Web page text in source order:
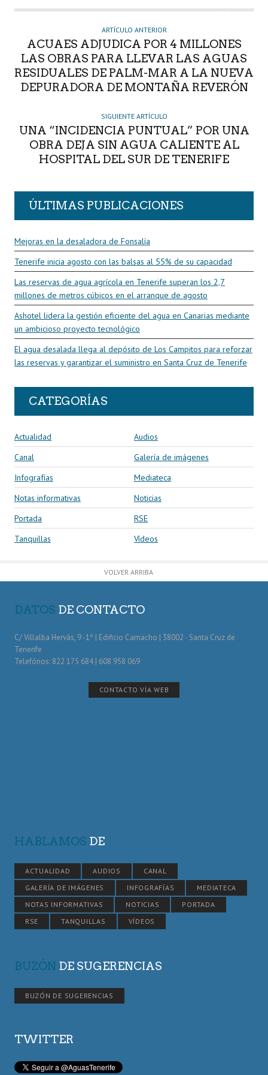
O
ARTÍCULO ANTERIOR
ACUAES ADJUDICA POR 4 MILLONES
LAS OBRAS PARA LLEVAR LAS AGUAS
RESIDUALES DE PALM-MAR A LA NUEVA
DEPURADORA DE MONTAÑA REVERÓN
SIGUIENTE ARTÍCULO
UNA “INCIDENCIA PUNTUAL” POR UNA
OBRA DEJA SIN AGUA CALIENTE AL
HOSPITAL DEL SUR DE TENERIFE
ÚLTIMAS PUBLICACIONES
Mejoras en la desaladora de Fonsalía
Tenerife inicia agosto con las balsas al 55% de su capacidad
Las reservas de agua agrícola en Tenerife superan los 2,7
millones de metros cúbicos en el arranque de agosto
Ashotel lidera la gestión eficiente del agua en Canarias mediante
un ambicioso proyecto tecnológico
El agua desalada llega al depósito de Los Campitos para reforzar
las reservas y garantizar el suministro en Santa Cruz de Tenerife
CATEGORÍAS
Actualidad
Audios
Canal
Galería de imágenes
Infografías
Mediateca
Notas informativas
Noticias
Portada
RSE
Tanquillas
Vídeos
VOLVER ARRIBA
DATOS DE CONTACTO
C/ Villalba Hervás, 9 -1º | Edificio Camacho | 38002 · Santa Cruz de
Tenerife
Telefónos: 822 175 684 | 608 958 069
CONTACTO VÍA WEB
HABLAMOS DE
ACTUALIDAD AUDIOS
CANAL
GALERÍA DE IMÁGENES
INFOGRAFÍAS
MEDIATECA
NOTAS INFORMATIVAS
NOTICIAS
PORTADA
RSE
TANQUILLAS VÍDEOS
BUZÓN DE SUGERENCIAS
BUZÓN DE SUGERENCIAS
TWITTER